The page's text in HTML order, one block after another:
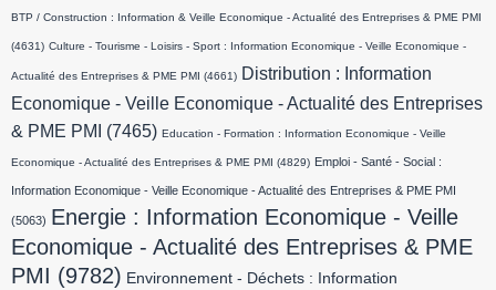
BTP / Construction : Information & Veille Economique - Actualité des Entreprises & PME PMI
(4631) Culture - Tourisme - Loisirs - Sport : Information Economique - Veille Economique -
Actualité des Entreprises & PME PMI (4661) Distribution : Information
Economique - Veille Economique - Actualité des Entreprises
& PME PMI
(7465) Education - Formation : Information Economique - Veille
Economique - Actualité des Entreprises & PME PMI (4829) Emploi - Santé - Social :
Information Economique - Veille Economique - Actualité des Entreprises & PME PMI
(5063) Energie : Information Economique - Veille
Economique - Actualité des Entreprises & PME
PMI (9782) Environnement - Déchets : Information